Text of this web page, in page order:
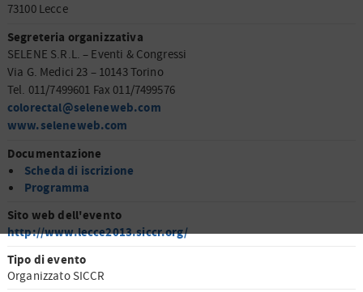
73100 Lecce
Segreteria organizzativa
SELENE S.R.L. – Eventi & Congressi
Via G. Medici 23 – 10143 Torino
Tel. 011/7499601 Fax 011/7499576
colorectal@seleneweb.com
www.seleneweb.com
Documentazione
Scheda di iscrizione
Programma
Sito web dell'evento
http://www.lecce2013.siccr.org/
Tipo di evento
Organizzato SICCR